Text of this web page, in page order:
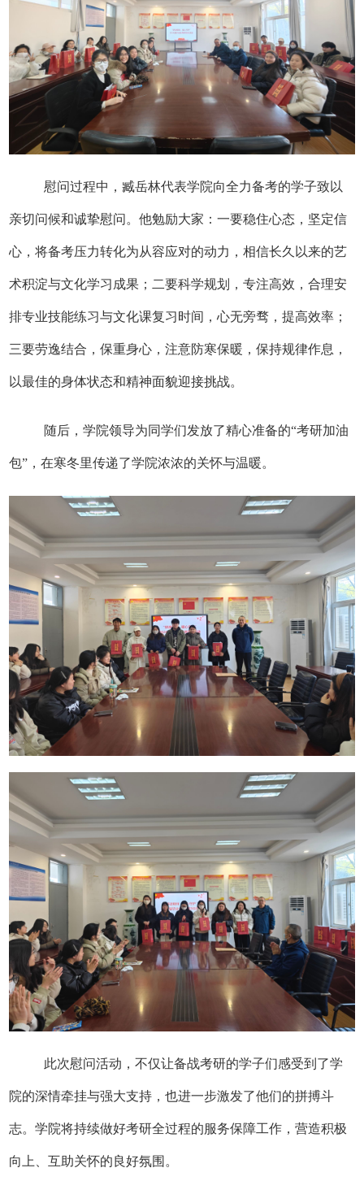
慰问过程中，臧岳林代表学院向全力备考的学子致以
亲切问候和诚挚慰问。他勉励大家：一要稳住心态，坚定信
心，将备考压力转化为从容应对的动力，相信长久以来的艺
术积淀与文化学习成果；二要科学规划，专注高效，合理安
排专业技能练习与文化课复习时间，心无旁骛，提高效率；
三要劳逸结合，保重身心，注意防寒保暖，保持规律作息，
以最佳的身体状态和精神面貌迎接挑战。
随后，学院领导为同学们发放了精心准备的“考研加油
包”，在寒冬里传递了学院浓浓的关怀与温暖。
此次慰问活动，不仅让备战考研的学子们感受到了学
院的深情牵挂与强大支持，也进一步激发了他们的拼搏斗
志。学院将持续做好考研全过程的服务保障工作，营造积极
向上、互助关怀的良好氛围。